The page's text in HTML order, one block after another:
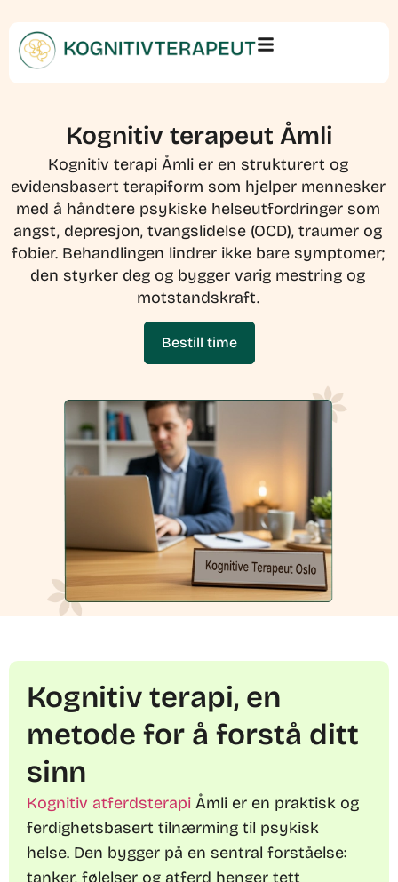
Kognitiv terapeut Åmli
Kognitiv terapi Åmli er en strukturert og
evidensbasert terapiform som hjelper mennesker
med å håndtere psykiske helseutfordringer som
angst, depresjon, tvangslidelse (OCD), traumer og
fobier. Behandlingen lindrer ikke bare symptomer;
den styrker deg og bygger varig mestring og
motstandskraft.
Bestill time
Kognitiv terapi, en
metode for å forstå ditt
sinn
Kognitiv atferdsterapi Åmli er en praktisk og
ferdighetsbasert tilnærming til psykisk
helse. Den bygger på en sentral forståelse:
tanker, følelser og atferd henger tett